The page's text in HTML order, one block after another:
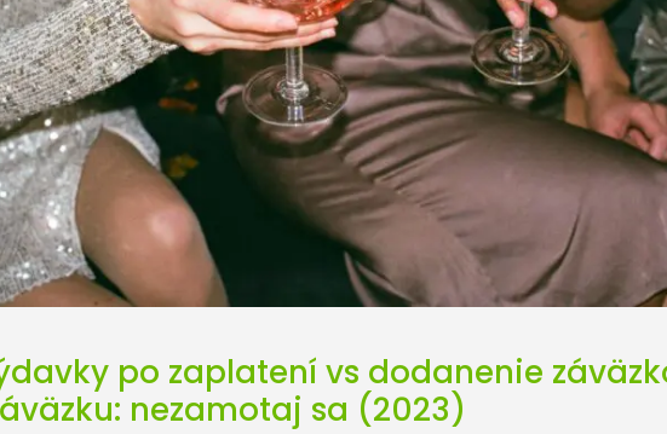
po zaplatení vs dodanenie
nezamotaj sa (2023)